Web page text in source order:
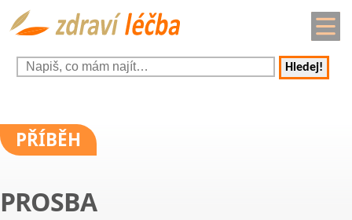
Hledej!
PŘÍBĚH
PROSBA